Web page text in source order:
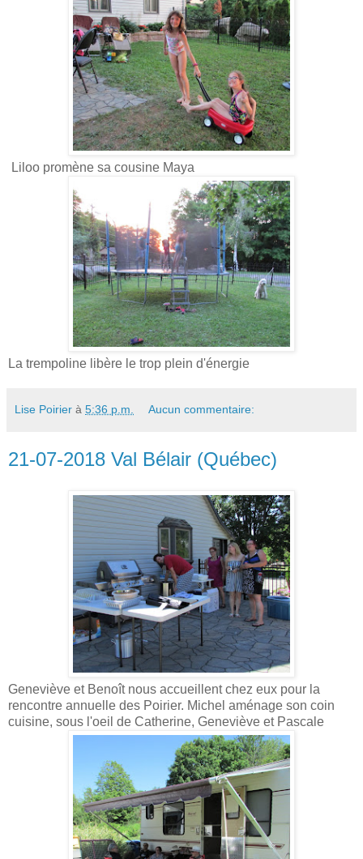
Liloo promène sa cousine Maya
La trempoline libère le trop plein d'énergie
Lise Poirier à 5:36 p.m. Aucun commentaire:
21-07-2018 Val Bélair (Québec)
Geneviève et Benoît nous accueillent chez eux pour la
rencontre annuelle des Poirier. Michel aménage son coin
cuisine, sous l'oeil de Catherine, Geneviève et Pascale